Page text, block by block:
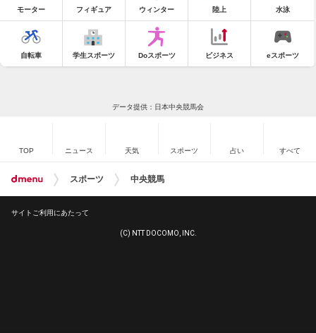
モーター フィギュア ウィンター 陸上 水泳
自転車 学生スポーツ Doスポーツ ビジネス eスポーツ
データ提供：日本中央競馬会
TOP ニュース 天気 スポーツ 占い すべて
スポーツ 中央競馬
サイトご利用にあたって
(C) NTT DOCOMO, INC.